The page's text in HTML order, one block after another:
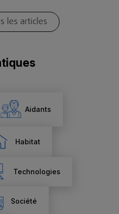
les articles
Aidants
Habitat
Technologies
Société